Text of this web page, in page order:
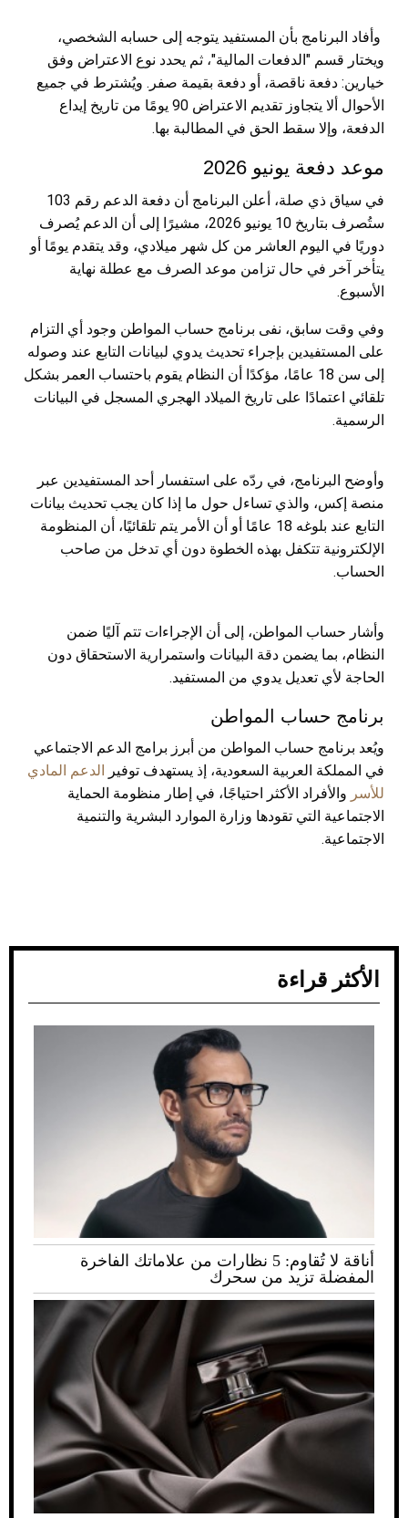
وأفاد البرنامج بأن المستفيد يتوجه إلى حسابه الشخصي،
ويختار قسم "الدفعات المالية"، ثم يحدد نوع الاعتراض وفق
خيارين: دفعة ناقصة، أو دفعة بقيمة صفر. ويُشترط في جميع
الأحوال ألا يتجاوز تقديم الاعتراض 90 يومًا من تاريخ إيداع
الدفعة، وإلا سقط الحق في المطالبة بها.
موعد دفعة يونيو 2026
في سياق ذي صلة، أعلن البرنامج أن دفعة الدعم رقم 103
ستُصرف بتاريخ 10 يونيو 2026، مشيرًا إلى أن الدعم يُصرف
دوريًا في اليوم العاشر من كل شهر ميلادي، وقد يتقدم يومًا أو
يتأخر آخر في حال تزامن موعد الصرف مع عطلة نهاية
الأسبوع.
وفي وقت سابق، نفى برنامج حساب المواطن وجود أي التزام
على المستفيدين بإجراء تحديث يدوي لبيانات التابع عند وصوله
إلى سن 18 عامًا، مؤكدًا أن النظام يقوم باحتساب العمر بشكل
تلقائي اعتمادًا على تاريخ الميلاد الهجري المسجل في البيانات
الرسمية.
وأوضح البرنامج، في ردّه على استفسار أحد المستفيدين عبر
منصة إكس، والذي تساءل حول ما إذا كان يجب تحديث بيانات
التابع عند بلوغه 18 عامًا أو أن الأمر يتم تلقائيًا، أن المنظومة
الإلكترونية تتكفل بهذه الخطوة دون أي تدخل من صاحب
الحساب.
وأشار حساب المواطن، إلى أن الإجراءات تتم آليًا ضمن
النظام، بما يضمن دقة البيانات واستمرارية الاستحقاق دون
الحاجة لأي تعديل يدوي من المستفيد.
برنامج حساب المواطن
ويُعد برنامج حساب المواطن من أبرز برامج الدعم الاجتماعي
في المملكة العربية السعودية، إذ يستهدف توفير
الدعم المادي
للأسر والأفراد الأكثر احتياجًا، في إطار منظومة الحماية
الاجتماعية التي تقودها وزارة الموارد البشرية والتنمية
الاجتماعية.
الأكثر قراءة
أناقة لا تُقاوم: 5 نظارات من علاماتك الفاخرة
المفضلة تزيد من سحرك